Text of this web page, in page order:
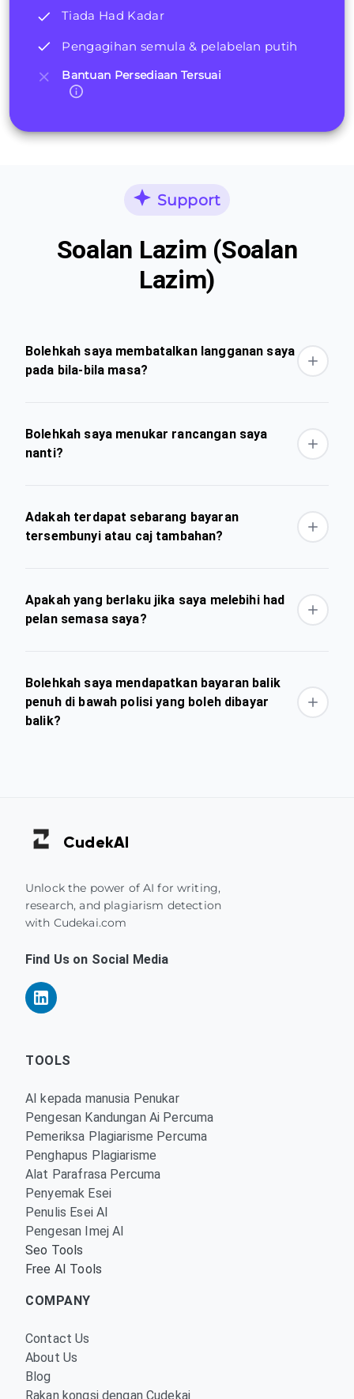
Tiada Had Kadar
Pengagihan semula & pelabelan putih
Bantuan Persediaan Tersuai
Support
Soalan Lazim (Soalan
Lazim)
Bolehkah saya membatalkan langganan saya
pada bila-bila masa?
Bolehkah saya menukar rancangan saya
nanti?
Adakah terdapat sebarang bayaran
tersembunyi atau caj tambahan?
Apakah yang berlaku jika saya melebihi had
pelan semasa saya?
Bolehkah saya mendapatkan bayaran balik
penuh di bawah polisi yang boleh dibayar
balik?
CudekAI
Unlock the power of AI for writing,
research, and plagiarism detection
with Cudekai.com
Find Us on Social Media
TOOLS
AI kepada manusia Penukar
Pengesan Kandungan Ai Percuma
Pemeriksa Plagiarisme Percuma
Penghapus Plagiarisme
Alat Parafrasa Percuma
Penyemak Esei
Penulis Esei AI
Pengesan Imej AI
Seo Tools
Free AI Tools
COMPANY
Contact Us
About Us
Blog
Rakan kongsi dengan Cudekai